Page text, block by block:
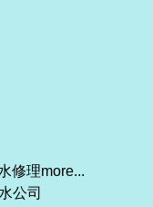
修理more...
公司